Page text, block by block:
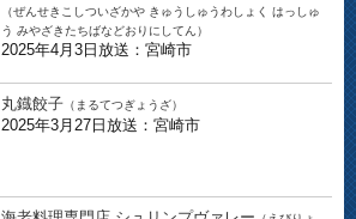
（ぜんせきこしついざかや きゅうしゅうわしょく はっしゅ
う みやざきたちばなどおりにしてん）
2025年4月3日放送：宮崎市
丸鐡餃子 （まるてつぎょうざ）
2025年3月27日放送：宮崎市